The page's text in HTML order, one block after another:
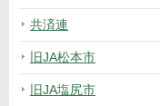
共済連
旧JA松本市
旧JA塩尻市